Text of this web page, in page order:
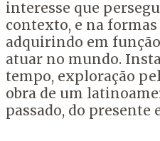
interesse que
contexto, e na
adquirindo em
atuar no mundo.
tempo, exploração
obra de um
passado, do presente